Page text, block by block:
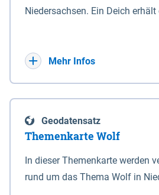
Niedersachsen. Ein Deich
Deichbehörde durch
enthalten. Sperrwerke Sperrwerke sind Bauwerke
mit Sperrvorrichtungen in
Schutz eines Gebietes vor
vor Sturmfluten, zu dienen
Mehr Infos
Geodatensatz
Themenkarte Wolf
In dieser Themenkarte werden
rund um das Thema Wolf in